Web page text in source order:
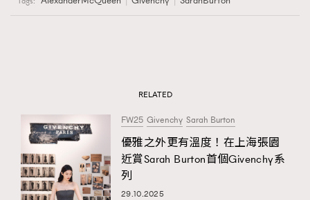
RELATED
FW25 Givenchy Sarah Burton
優雅之外更有溫度！在上海張園
近賞Sarah Burton首個Givenchy系
列
29.10.2025